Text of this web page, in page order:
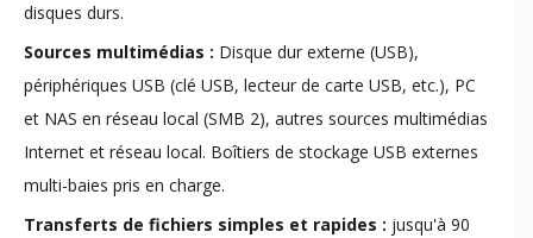
disques durs.
Sources multimédias : Disque dur externe (USB),
périphériques USB (clé USB, lecteur de carte USB, etc.), PC
et NAS en réseau local (SMB 2), autres sources multimédias
Internet et réseau local. Boîtiers de stockage USB externes
multi-baies pris en charge.
Transferts de fichiers simples et rapides : jusqu'à 90